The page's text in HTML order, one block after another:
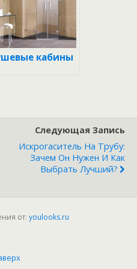
кабины
Следующая Запись
Искрогаситель На Трубу:
Зачем Он Нужен И Как
Выбрать Лучший?
от: youlooks.ru